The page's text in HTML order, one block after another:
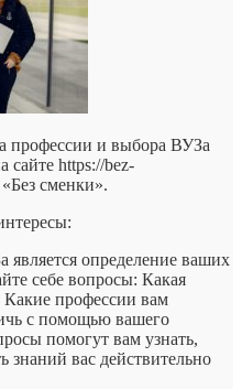
профессии и выбора ВУЗа
сайте https://bez-
сменки».
определение ваших
себе вопросы: Какая
Какие профессии вам
с помощью вашего
помогут вам узнать,
знаний вас действительно